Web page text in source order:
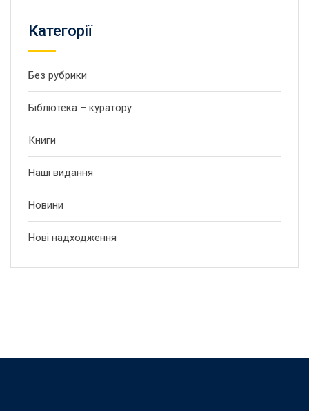
Категорії
Без рубрики
Бібліотека – куратору
Книги
Наші видання
Новини
Нові надходження